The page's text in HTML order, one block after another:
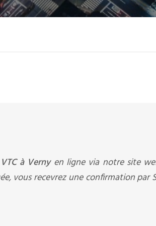
VTC à Vernyen ligne via notre site
vous recevrez une confirmation par